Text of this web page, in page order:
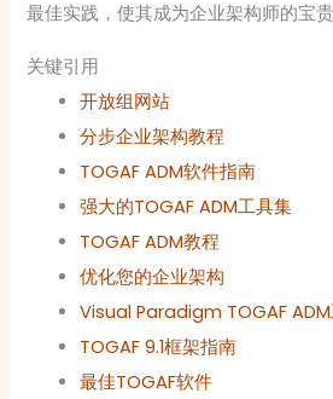
最佳实践，使其成为企业架构师的宝贵
关键引用
开放组网站
分步企业架构教程
TOGAF ADM软件指南
强大的TOGAF ADM工具集
TOGAF ADM教程
优化您的企业架构
Visual Paradigm TOGAF
TOGAF 9.1框架指南
最佳TOGAF软件